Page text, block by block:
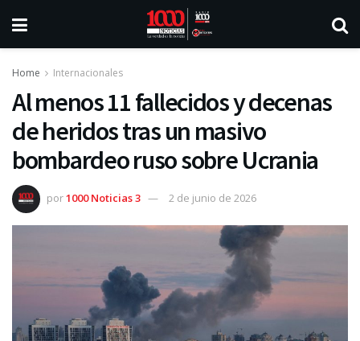
Home Internacionales
Al menos 11 fallecidos y decenas
de heridos tras un masivo
bombardeo ruso sobre Ucrania
por1000 Noticias 3 2 de junio de 2026